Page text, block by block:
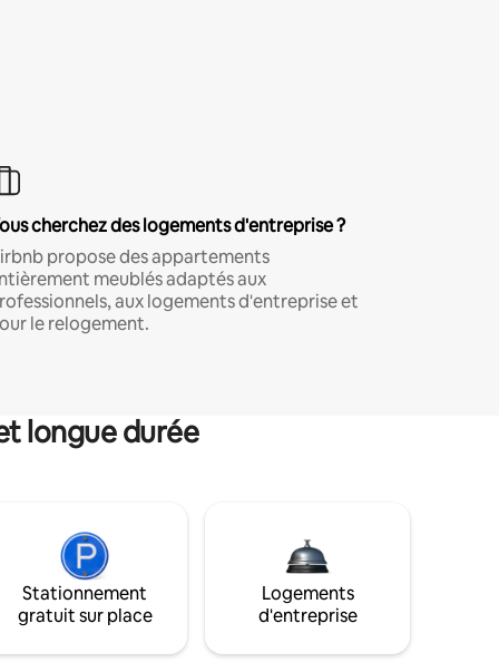
cherchez des logements d'entreprise ?
propose des appartements
meublés adaptés aux
aux logements d'entreprise et
le relogement.
longue durée
Stationnement
gratuit sur place
Logements
d'entreprise